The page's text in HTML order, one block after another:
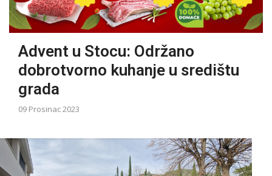
Advent u Stocu: Održano
dobrotvorno kuhanje u središtu
grada
09 Prosinac 2023